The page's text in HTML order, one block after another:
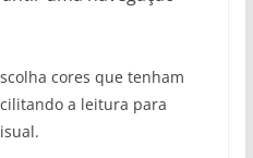
cores que tenham
a leitura para